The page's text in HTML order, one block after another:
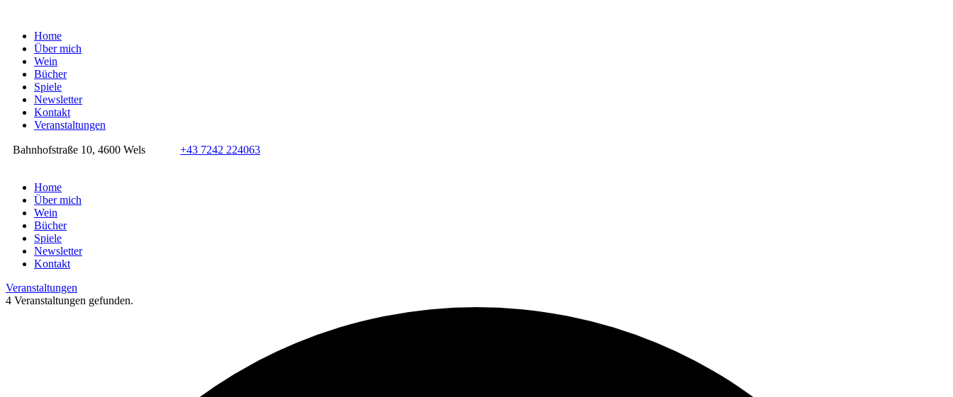
Home
Über mich
Wein
Bücher
Spiele
Newsletter
Kontakt
Veranstaltungen
Bahnhofstraße 10, 4600 Wels +43 7242 224063
Home
Über mich
Wein
Bücher
Spiele
Newsletter
Kontakt
Veranstaltungen
4 Veranstaltungen gefunden.